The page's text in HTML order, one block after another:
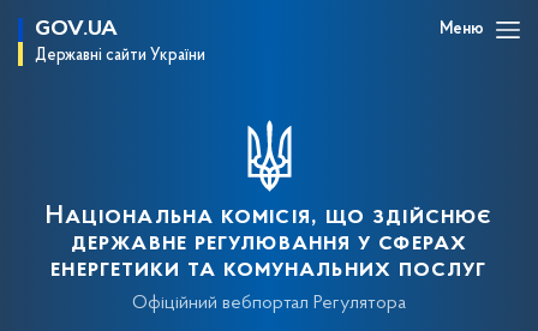
GOV.UA
Державні сайти України
Меню
Національна комісія, що здійснює
державне регулювання у сферах
енергетики та комунальних послуг
Офіційний вебпортал Регулятора